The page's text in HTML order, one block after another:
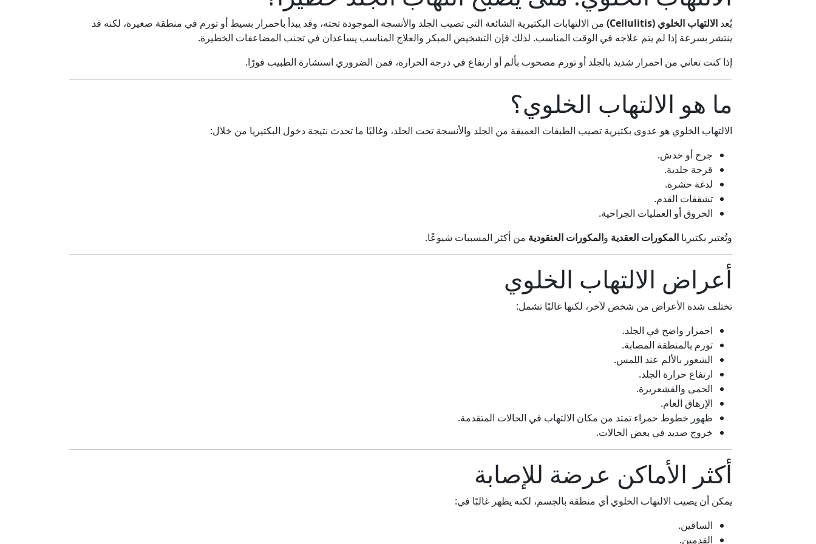
يُعد الالتهاب الخلوي (Cellulitis)
من الالتهابات البكتيرية الشائعة التي تصيب الجلد والأنسجة الموجودة تحته، وقد يبدأ باحمرار بسيط أو تورم في منطقة صغيرة، لكنه قد
ينتشر بسرعة إذا لم يتم علاجه في الوقت المناسب. لذلك فإن التشخيص المبكر والعلاج المناسب يساعدان في تجنب المضاعفات الخطيرة.
إذا كنت تعاني من احمرار شديد بالجلد أو تورم مصحوب بألم أو ارتفاع في درجة الحرارة، فمن الضروري استشارة الطبيب فورًا.
ما هو الالتهاب الخلوي؟
الالتهاب الخلوي هو عدوى بكتيرية تصيب الطبقات العميقة من الجلد والأنسجة تحت الجلد، وغالبًا ما تحدث نتيجة دخول البكتيريا من خلال:
جرح أو خدش.
قرحة جلدية.
لدغة حشرة.
تشققات القدم.
الحروق أو العمليات الجراحية.
وتُعتبر بكتيريا المكورات العقدية والمكورات العنقودية من أكثر المسببات شيوعًا.
أعراض الالتهاب الخلوي
تختلف شدة الأعراض من شخص لآخر، لكنها غالبًا تشمل:
احمرار واضح في الجلد.
تورم بالمنطقة المصابة.
الشعور بالألم عند اللمس.
ارتفاع حرارة الجلد.
الحمى والقشعريرة.
الإرهاق العام.
ظهور خطوط حمراء تمتد من مكان الالتهاب في الحالات المتقدمة.
خروج صديد في بعض الحالات.
أكثر الأماكن عرضة للإصابة
يمكن أن يصيب الالتهاب الخلوي أي منطقة بالجسم، لكنه يظهر غالبًا في:
الساقين.
القدمين.